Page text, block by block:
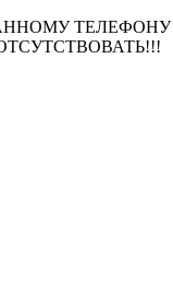
ТЕЛЕФОНУ